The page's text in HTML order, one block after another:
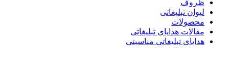
ظروف
لیوان تبلیغاتی
محصولات
مقالات هدایای تبلیغاتی
هدایای تبلیغاتی مناسبتی